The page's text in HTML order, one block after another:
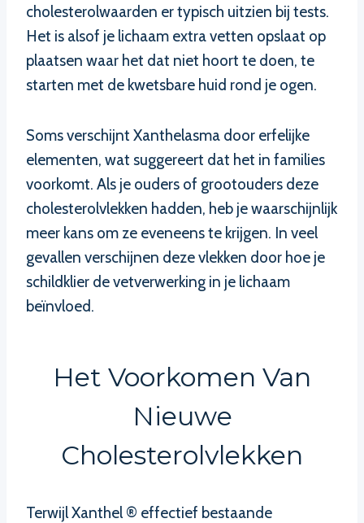
cholesterolwaarden er typisch uitzien bij tests.
Het is alsof je lichaam extra vetten opslaat op
plaatsen waar het dat niet hoort te doen, te
starten met de kwetsbare huid rond je ogen.
Soms verschijnt Xanthelasma door erfelijke
elementen, wat suggereert dat het in families
voorkomt. Als je ouders of grootouders deze
cholesterolvlekken hadden, heb je waarschijnlijk
meer kans om ze eveneens te krijgen. In veel
gevallen verschijnen deze vlekken door hoe je
schildklier de vetverwerking in je lichaam
beïnvloed.
Het Voorkomen Van
Nieuwe
Cholesterolvlekken
Terwijl Xanthel ® effectief bestaande